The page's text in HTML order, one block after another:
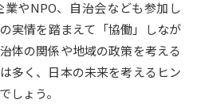
やNPO、自治会なども参加し
実情を踏まえて「協働」しなが
体の関係や地域の政策を考える
多く、日本の未来を考えるヒン
しょう。